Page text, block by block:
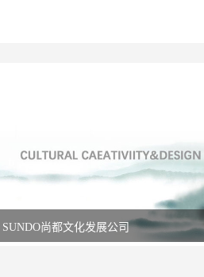
SUNDO尚都文化发展公司